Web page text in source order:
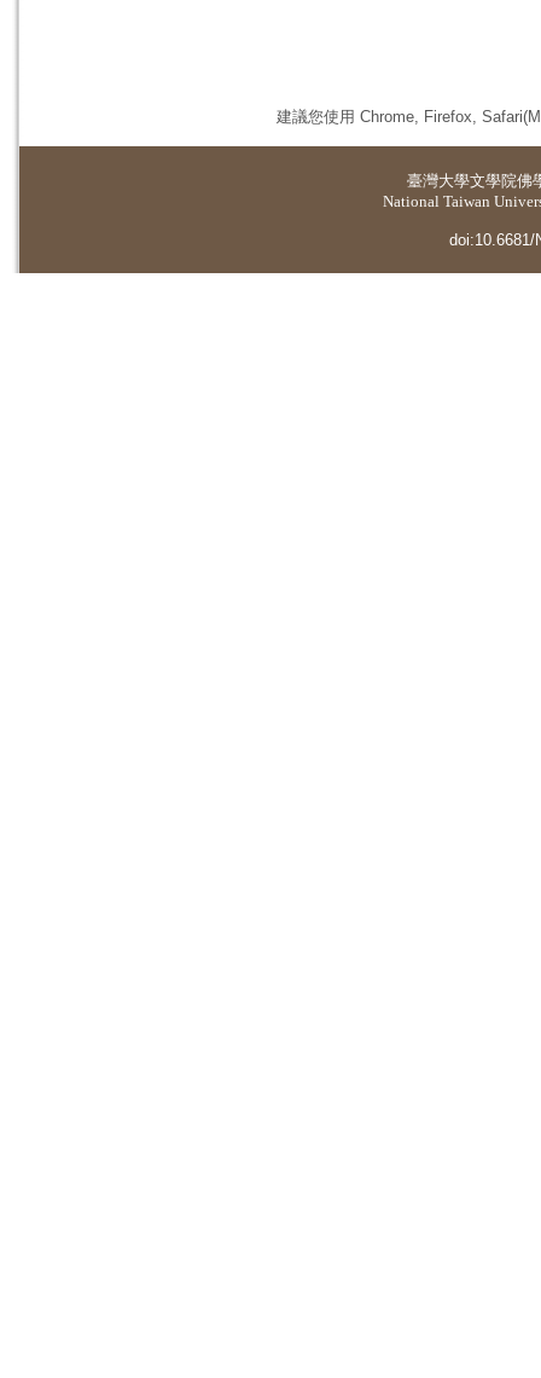
建議您使用 Chrome, Firefox,
臺灣大學文學院佛
National Taiwan
doi:10.6681/